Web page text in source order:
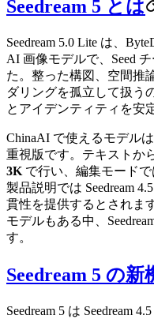
Seedream 5 とは
Seedream 5.0 Lite は、
AI 画像モデルで、Seed
た。整った構図、空間推
ダリングを孤立して扱う
とアイデンティティを安
ChinaAI で使えるモデルは
重視版です。テキストか
3K で行い、編集モード
製品説明では Seedream
貫性を提供するとされま
モデルもある中、
す。
Seedream 5 の新
Seedream 5 は Seedream